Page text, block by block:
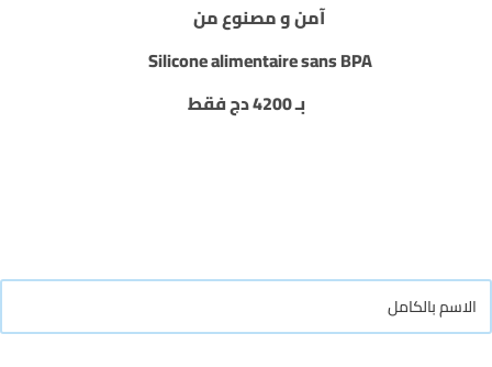
آمن و مصنوع من
بـ 4200 دج فقط